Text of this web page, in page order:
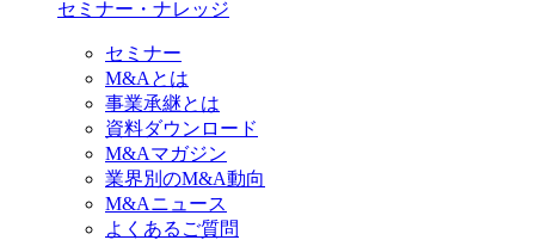
セミナー・ナレッジ
セミナー
M&Aとは
事業承継とは
資料ダウンロード
M&Aマガジン
業界別のM&A動向
M&Aニュース
よくあるご質問